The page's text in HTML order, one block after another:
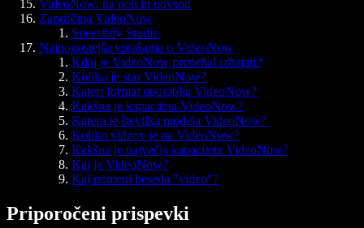
VideoNow: na poti in povsod
Zapuščina VideoNow
Speechify Studio
Najpogostejša vprašanja o VideoNow
Kdaj je VideoNow prenehal izhajati?
Koliko je star VideoNow?
Kateri format uporablja VideoNow?
Kakšna je kapaciteta VideoNow?
Katera je številka modela VideoNow?
Koliko videov je na VideoNow?
Kakšna je največja kapaciteta VideoNow?
Kaj je VideoNow?
Kaj pomeni beseda "video"?
Priporočeni prispevki